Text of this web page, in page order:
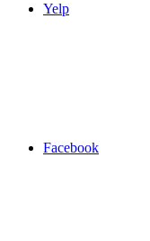
Yelp
Facebook